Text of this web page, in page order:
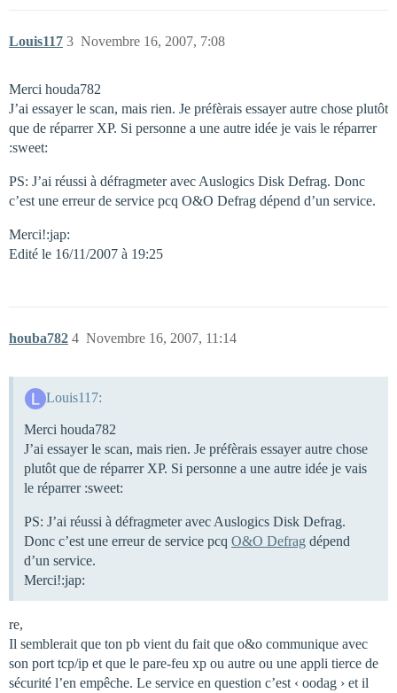
Louis117 Novembre 16, 2007, 7:08
3
Merci houda782
J’ai essayer le scan, mais rien. Je préfèrais essayer autre chose plutôt
que de réparrer XP. Si personne a une autre idée je vais le réparrer
:sweet:
PS: J’ai réussi à défragmeter avec Auslogics Disk Defrag. Donc
c’est une erreur de service pcq O&O Defrag dépend d’un service.
Merci!:jap:
Edité le 16/11/2007 à 19:25
houba782 Novembre 16, 2007, 11:14
4
Louis117:
Merci houda782
J’ai essayer le scan, mais rien. Je préfèrais essayer autre chose
plutôt que de réparrer XP. Si personne a une autre idée je vais
le réparrer :sweet:
PS: J’ai réussi à défragmeter avec Auslogics Disk Defrag.
Donc c’est une erreur de service pcq O&O Defrag dépend
d’un service.
Merci!:jap:
re,
Il semblerait que ton pb vient du fait que o&o communique avec
son port tcp/ip et que le pare-feu xp ou autre ou une appli tierce de
sécurité l’en empêche. Le service en question c’est ‹ oodag › et il